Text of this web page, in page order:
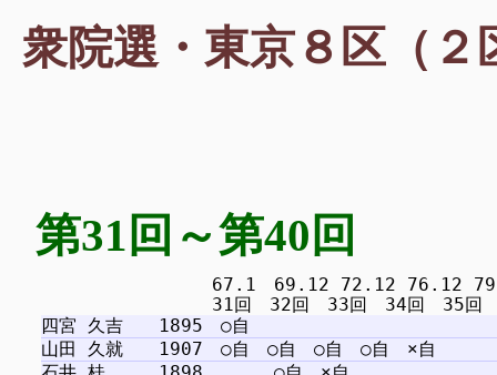
衆院選・東京８区（２
第31回～第40回
67.1　69.12 72.12 76.12 79.10